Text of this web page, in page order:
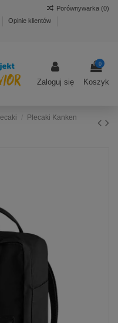
Opinie klientów
Porównywarka (0)
Zaloguj się
0
Koszyk
Plecaki Kanken